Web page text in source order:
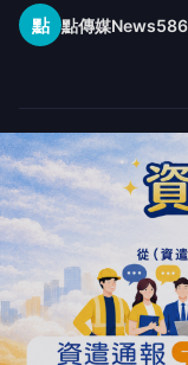
點 點傳媒News586